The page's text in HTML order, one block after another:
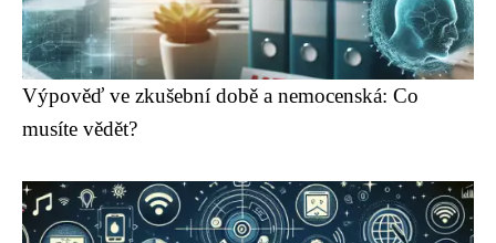
Výpověď ve zkušební době a nemocenská: Co
musíte vědět?